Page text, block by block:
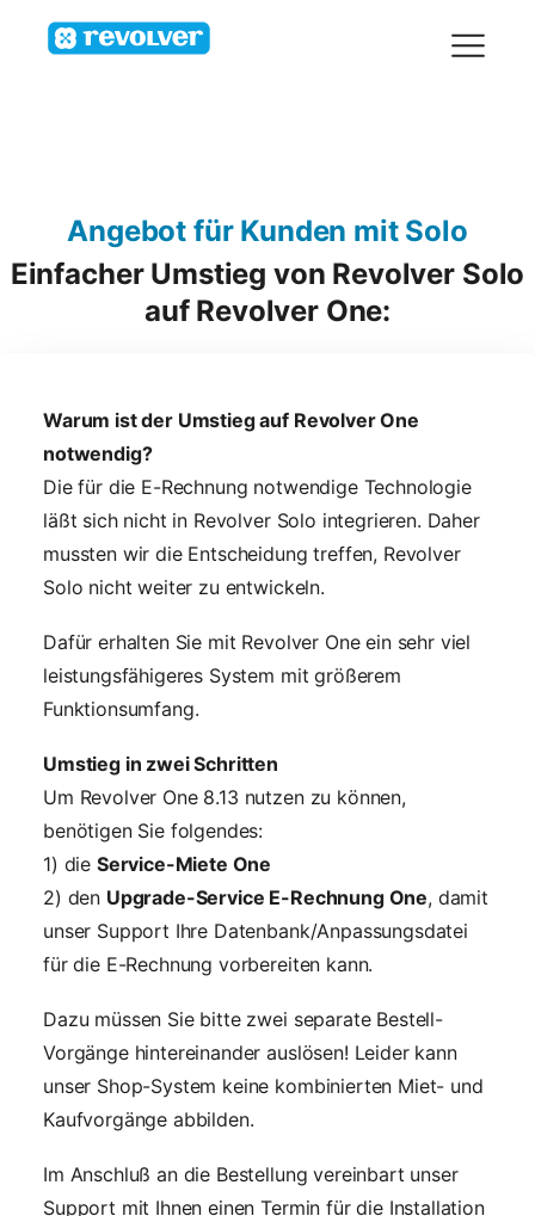
Angebot für Kunden mit Solo
Einfacher Umstieg von Revolver Solo
auf Revolver One:
Warum ist der Umstieg auf Revolver One
notwendig?
Die für die E-Rechnung notwendige Technologie
läßt sich nicht in Revolver Solo integrieren. Daher
mussten wir die Entscheidung treffen, Revolver
Solo nicht weiter zu entwickeln.
Dafür erhalten Sie mit Revolver One ein sehr viel
leistungsfähigeres System mit größerem
Funktionsumfang.
Umstieg in zwei Schritten
Um Revolver One 8.13 nutzen zu können,
benötigen Sie folgendes:
1) die Service-Miete One
2) den Upgrade-Service E-Rechnung One, damit
unser Support Ihre Datenbank/Anpassungsdatei
für die E-Rechnung vorbereiten kann.
Dazu müssen Sie bitte zwei separate Bestell-
Vorgänge hintereinander auslösen! Leider kann
unser Shop-System keine kombinierten Miet- und
Kaufvorgänge abbilden.
Im Anschluß an die Bestellung vereinbart unser
Support mit Ihnen einen Termin für die Installation